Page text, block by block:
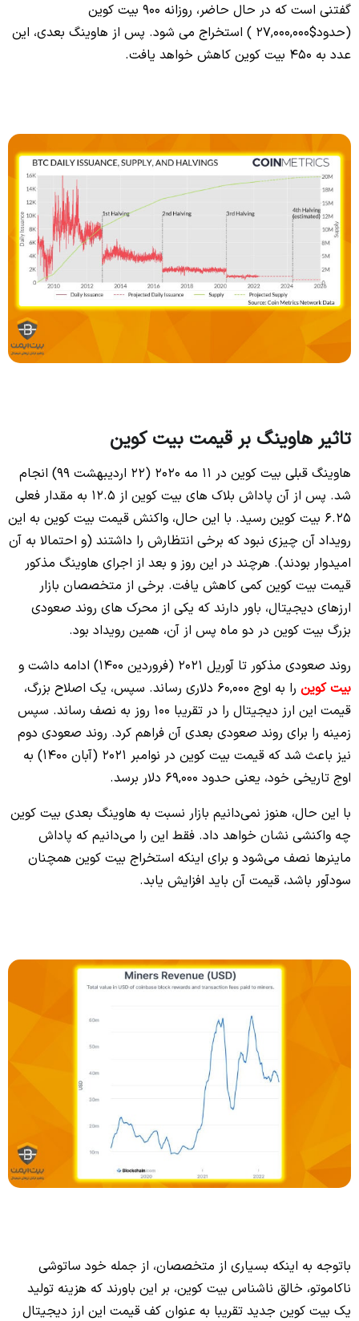
گفتنی است که در حال حاضر، روزانه 900 بیت کوین
(حدود$27,000,000 ) استخراج می‌ شود. پس از هاوینگ بعدی، این
عدد به 450 بیت کوین کاهش خواهد یافت.
تاثیر هاوینگ بر قیمت بیت کوین
هاوینگ قبلی بیت کوین در 11 مه 2020 (22 اردیبهشت 99) انجام
شد. پس از آن پاداش بلاک‌ های بیت کوین از 12.5 به مقدار فعلی
6.25 بیت کوین رسید. با این حال، واکنش قیمت بیت کوین به این
رویداد آن چیزی نبود که برخی انتظارش را داشتند (و احتمالا به آن
امیدوار بودند). هرچند در این روز و بعد از اجرای هاوینگ مذکور
قیمت بیت کوین کمی کاهش یافت. برخی از متخصصان بازار
ارزهای دیجیتال، باور دارند که یکی از محرک‌ های روند صعودی
بزرگ بیت کوین در دو ماه پس از آن، همین رویداد بود.
روند صعودی مذکور تا آوریل 2021 (فروردین 1400) ادامه داشت و
بیت کوین
را به اوج 60,000 دلاری رساند. سپس، یک اصلاح بزرگ،
قیمت این ارز دیجیتال را در تقریبا 100 روز به نصف رساند. سپس
زمینه را برای روند صعودی بعدی آن فراهم کرد. روند صعودی دوم
نیز باعث شد که قیمت بیت کوین در نوامبر 2021 (آبان 1400) به
اوج تاریخی خود، یعنی حدود 69,000 دلار برسد.
با این حال، هنوز نمی‌دانیم بازار نسبت به هاوینگ بعدی بیت کوین
چه واکنشی نشان خواهد داد. فقط این را می‌دانیم که پاداش
ماینرها نصف می‌شود و برای اینکه استخراج بیت کوین همچنان
سودآور باشد، قیمت آن باید افزایش یابد.
باتوجه‌ به اینکه بسیاری از متخصصان، از جمله خود ساتوشی
ناکاموتو، خالق ناشناس بیت کوین، بر این باورند که هزینه تولید
یک بیت کوین جدید تقریبا به‌ عنوان کف قیمت این ارز دیجیتال